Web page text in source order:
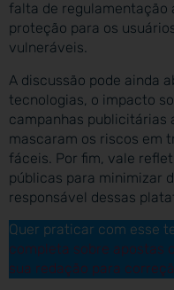
falta de regulamentação
proteção para os
vulneráveis.
A discussão pode ainda
tecnologias, o impacto
campanhas publicitárias
mascaram os riscos em
fáceis. Por fim, vale
públicas para minimizar
responsável dessas
Quer praticar com esse
completa sobre apostas
sua redação para